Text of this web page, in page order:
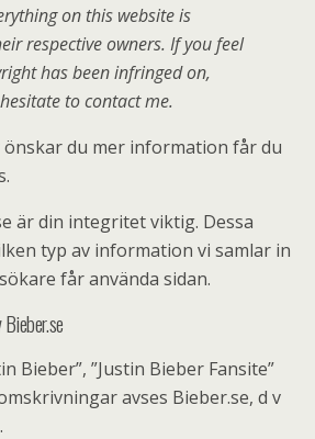
on this website is
respective owners. If you feel
has been infringed on,
to contact me.
du mer information får du
är din integritet viktig. Dessa
typ av information vi samlar in
får använda sidan.
Bieber”, ”Justin Bieber Fansite”
avses Bieber.se, d v